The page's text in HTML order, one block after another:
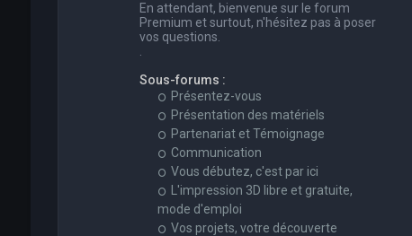
En attendant, bienvenue sur le forum
Premium et surtout, n'hésitez pas à poser
vos questions.
Sous-forums :
Présentez-vous
Présentation des matériels
Partenariat et Témoignage
Communication
Vous débutez, c'est par ici
L'impression 3D libre et gratuite,
mode d'emploi
Vos projets, votre découverte